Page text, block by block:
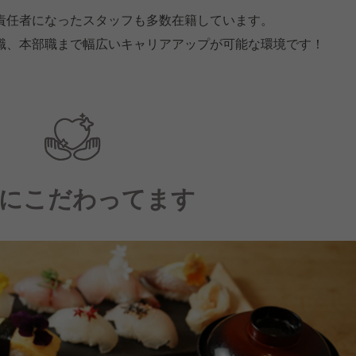
者になったスタッフも多数在籍しています。
本部職まで幅広いキャリアアップが可能な環境です！
こだわってます